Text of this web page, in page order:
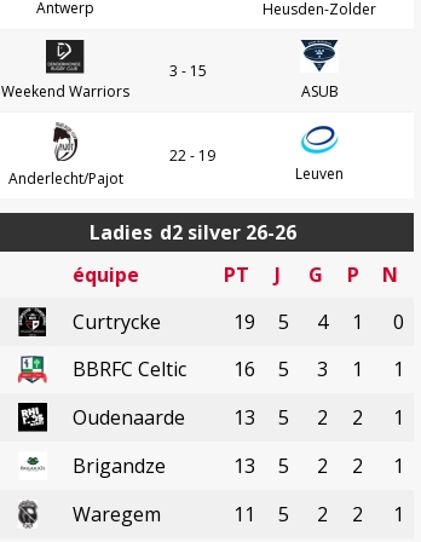
Antwerp Heusden-Zolder
Weekend Warriors
3 - 15
ASUB
Anderlecht/Pajot
22 - 19
Leuven
Ladies d2 silver 26-26
équipe PT J G P
N
Curtrycke 19 5 4 1
0
BBRFC Celtic 16 5 3 1
1
Oudenaarde 13 5 2 2
1
Brigandze 13 5 2 2
1
Waregem 11 5 2 2 1